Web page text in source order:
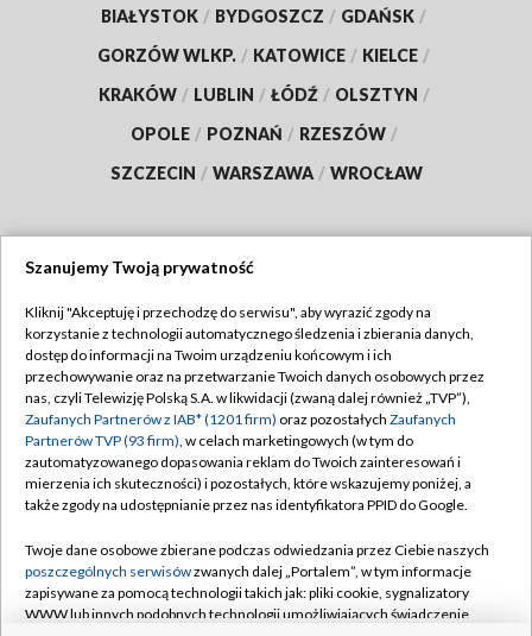
BIAŁYSTOK / BYDGOSZCZ / GDAŃSK /
GORZÓW WLKP. / KATOWICE / KIELCE /
KRAKÓW / LUBLIN / ŁÓDŹ / OLSZTYN /
OPOLE / POZNAŃ / RZESZÓW /
SZCZECIN / WARSZAWA / WROCŁAW
TVP
Abonament TVP
Emisja w TVP
Centrum informacji TVP
Naziemna Telewizja Cyfrowa
Rada Programowa
System NOS
Regulamin TVP
Polityka prywatności
Moje zgody
Pomoc
Kontakt
Szanujemy Twoją prywatność
Kliknij "Akceptuję i przechodzę do serwisu", aby wyrazić zgody na
korzystanie z technologii automatycznego śledzenia i zbierania danych,
dostęp do informacji na Twoim urządzeniu końcowym i ich
przechowywanie oraz na przetwarzanie Twoich danych osobowych przez
nas, czyli Telewizję Polską S.A. w likwidacji (zwaną dalej również „TVP”),
Zaufanych Partnerów z IAB* (1201 firm) oraz pozostałych Zaufanych
Partnerów TVP (93 firm), w celach marketingowych (w tym do
zautomatyzowanego dopasowania reklam do Twoich zainteresowań i
mierzenia ich skuteczności) i pozostałych, które wskazujemy poniżej, a
także zgody na udostępnianie przez nas identyfikatora PPID do Google.
Twoje dane osobowe zbierane podczas odwiedzania przez Ciebie naszych
poszczególnych serwisówzwanych dalej „Portalem”, w tym informacje
zapisywane za pomocą technologii takich jak: pliki cookie, sygnalizatory
WWW lub innych podobnych technologii umożliwiających świadczenie